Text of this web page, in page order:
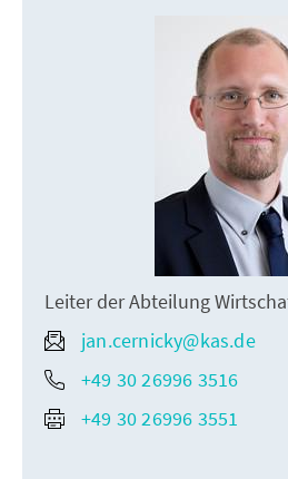
Leiter der Abteilung
jan.cernicky@kas.de
+49 30 26996 3516
+49 30 26996 3551